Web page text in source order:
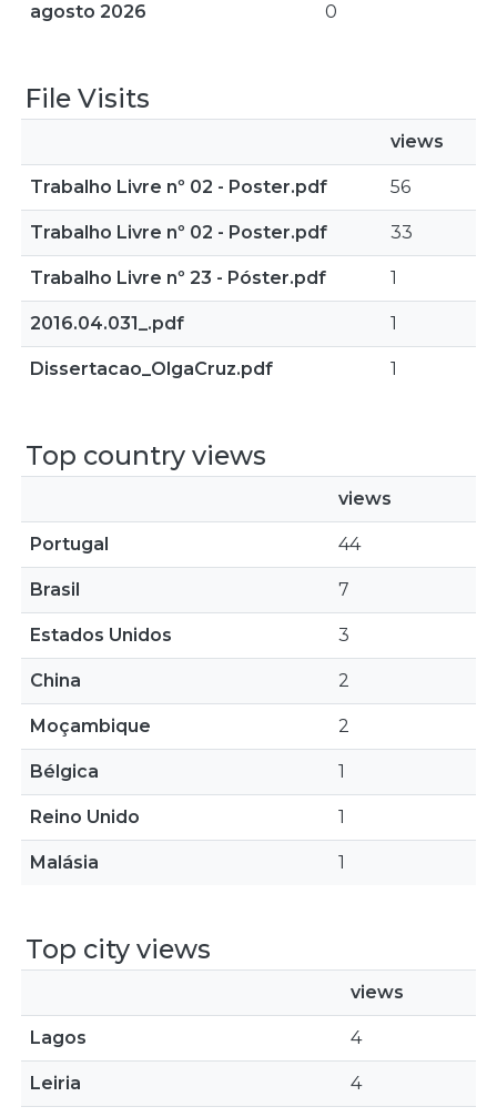
agosto 2026 0
File Visits
views
Trabalho Livre nº 02 - Poster.pdf 56
Trabalho Livre nº 02 - Poster.pdf 33
Trabalho Livre nº 23 - Póster.pdf 1
2016.04.031_.pdf 1
Dissertacao_OlgaCruz.pdf 1
Top country views
views
Portugal 44
Brasil 7
Estados Unidos 3
China 2
Moçambique 2
Bélgica 1
Reino Unido 1
Malásia 1
Top city views
views
Lagos 4
Leiria 4